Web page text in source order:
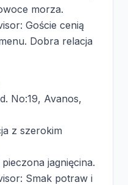
morza.
Goście cenią
Dobra relacja
No:19, Avanos,
z szerokim
jagnięcina.
Smak potraw i